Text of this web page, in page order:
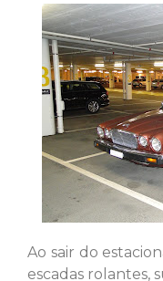
Ao sair do
escadas rolantes,